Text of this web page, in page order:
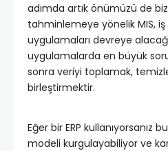
adımda artık önümüzü de
tahminlemeye yönelik MIS, iş
uygulamaları devreye
uygulamalarda en büyük
sonra veriyi toplamak,
birleştirmektir.
Eğer bir ERP kullanıyorsanız
modeli kurgulayabiliyor ve